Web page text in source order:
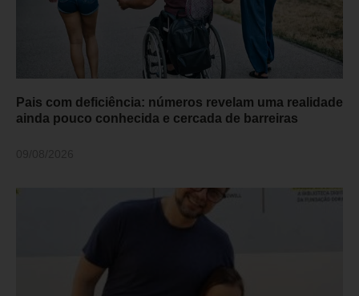
Pais com deficiência: números revelam uma realidade
ainda pouco conhecida e cercada de barreiras